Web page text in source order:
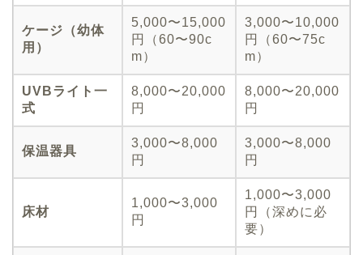
ケージ（幼体
用）
5,000〜15,000
円（60〜90c
m）
3,000〜10,000
円（60〜75c
m）
UVBライト一
式
8,000〜20,000
円
8,000〜20,000
円
保温器具
3,000〜8,000
円
3,000〜8,000
円
床材
1,000〜3,000
円
1,000〜3,000
円（深めに必
要）